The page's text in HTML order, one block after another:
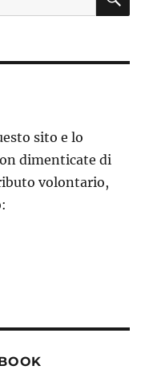
sito e lo
dimenticate di
volontario,